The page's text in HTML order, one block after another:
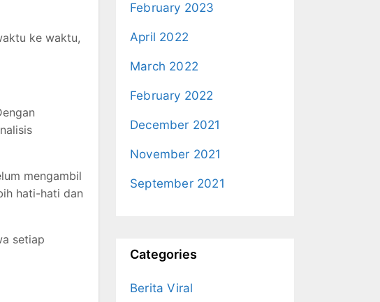
ke waktu,
mengambil
hati-hati dan
setiap
February 2023
April 2022
March 2022
February 2022
December 2021
November 2021
September 2021
Categories
Berita Viral